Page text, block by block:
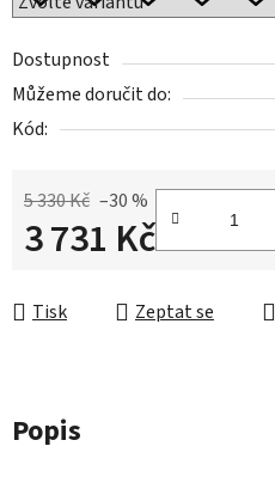
Dostupnost
Můžeme doručit do:
Kód:
5 330 Kč –30 %
3 731 Kč
Tisk Zeptat se
Popis